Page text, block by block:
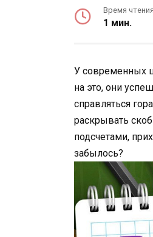
Время чтения
1 мин.
У современных
на это, они
справляться
раскрывать
подсчетами,
забылось?